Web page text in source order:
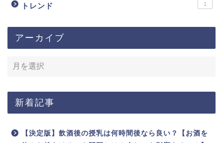
トレンド 1
アーカイブ
新着記事
【決定版】飲酒後の授乳は何時間後なら良い？【お酒を